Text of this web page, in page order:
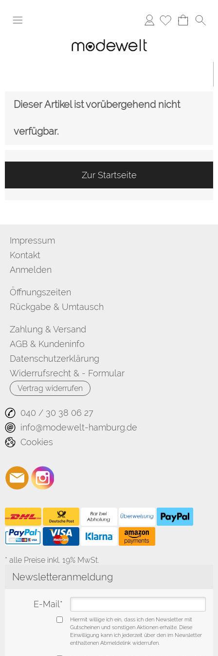
Anmelden
Dieser Artikel ist vorübergehend nicht
verfügbar.
Zur Startseite
Impressum
Kontakt
Anmelden
Öffnungszeiten
Rückgabe & Umtausch
Zahlung & Versand
AGB & Kundeninfo
Datenschutzerklärung
Widerrufsrecht & - Formular
Vertrag widerrufen
040 / 30 38 06 27
info@modewelt-hamburg.de
Cookies
* alle Preise inkl. 19% MwSt.